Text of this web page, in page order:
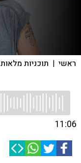
ראשי | תוכניות מלאות
11:06